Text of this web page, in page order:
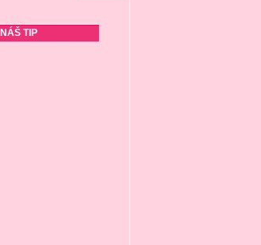
NÁŠ TIP